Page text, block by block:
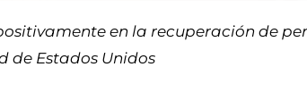
en la recuperación de
de Estados Unidos